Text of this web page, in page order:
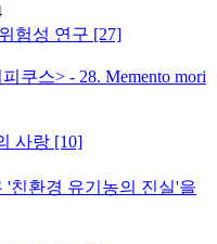
험성 연구 [27]
쿠스> - 28. Memento mori
사랑 [10]
'친환경 유기농의 진실'을